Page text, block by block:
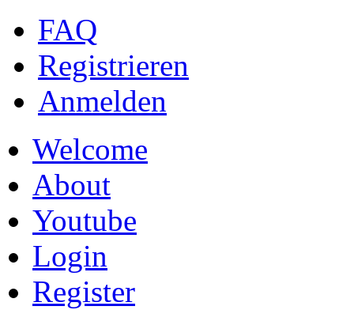
FAQ
Registrieren
Anmelden
Welcome
About
Youtube
Login
Register